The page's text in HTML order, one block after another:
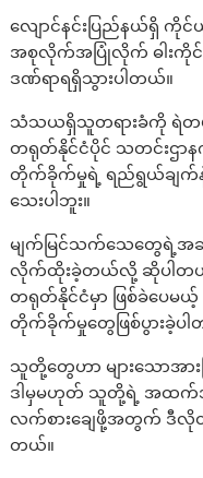
လျောင်နင်းပြည်နယ်ရှိ ကိုင်
အစုလိုက်အပြုံလိုက် ဓါးကိုင်
ဒဏ်ရာရရှိသွားပါတယ်။
သံသယရှိသူတရားခံကို ရဲတ
တရုတ်နိုင်ငံပိုင် သတင်းဌာန
တိုက်ခိုက်မှုရဲ့ ရည်ရွယ်ချက်နဲ့
သေးပါဘူး။
မျက်မြင်သက်သေတွေရဲ့အ
လိုက်ထိုးခဲ့တယ်လို့ ဆိုပါတ
တရုတ်နိုင်ငံမှာ ဖြစ်ခဲပေမ
တိုက်ခိုက်မှုတွေဖြစ်ပွားခဲ့ပါ
သူတို့တွေဟာ များသောအာ
ဒါမှမဟုတ် သူတို့ရဲ့ အထက်
လက်စားချေဖို့အတွက် ဒီ
တယ်။